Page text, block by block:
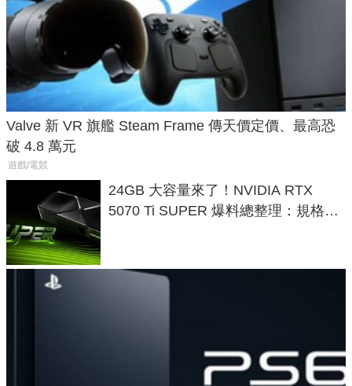
Valve 新 VR 旗艦 Steam Frame 傳天價定價、最高恐
破 4.8 萬元
遊戲/電競
24GB 大容量來了！NVIDIA RTX
5070 Ti SUPER 爆料總整理：規格、